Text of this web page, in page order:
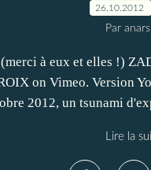
26.10.2012
Par
à eux et elles !)
on Vimeo. Version
2012, un tsunami
Lire la